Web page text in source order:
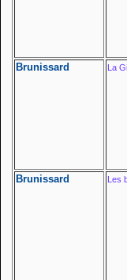
Brunissard La
Brunissard Les